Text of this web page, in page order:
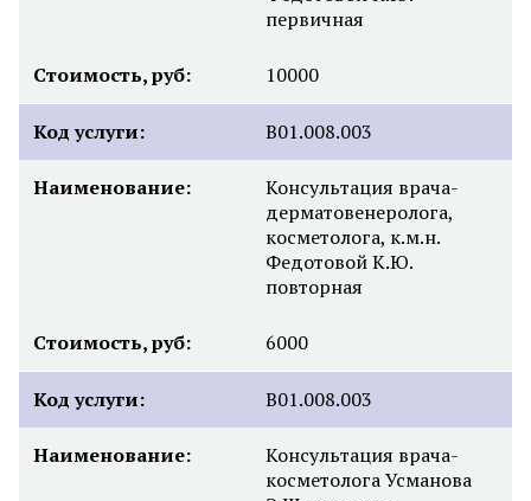
первичная
Стоимость, руб: 10000
Код услуги: B01.008.003
Наименование:
Консультация врача-
дерматовенеролога,
косметолога, к.м.н.
Федотовой К.Ю.
повторная
Стоимость, руб: 6000
Код услуги: B01.008.003
Наименование:
Консультация врача-
косметолога Усманова